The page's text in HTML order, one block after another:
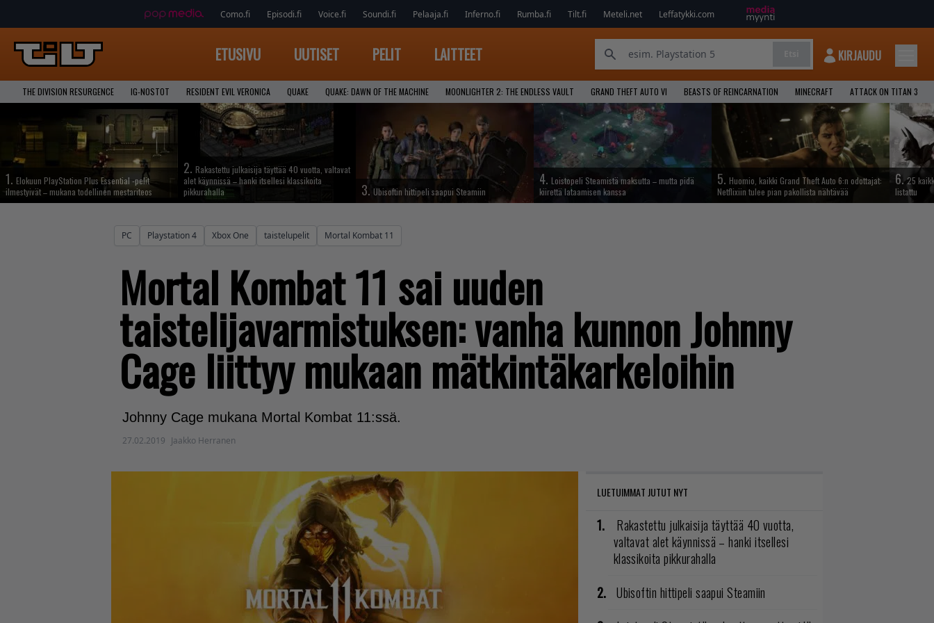
Como.fi Episodi.fi Voice.fi Soundi.fi Pelaaja.fi Inferno.fi Rumba.fi Tilt.fi Meteli.net Leffatykki.com
ETUSIVU UUTISET PELIT LAITTEET KIRJAUDU
THE DIVISION RESURGENCE IG-NOSTOT RESIDENT EVIL VERONICA QUAKE QUAKE: DAWN OF THE MACHINE MOONLIGHTER 2: THE ENDLESS VAULT GRAND THEFT AUTO VI BEASTS OF REINCARNATION MINECRAFT ATTACK ON TITAN 3
1. Elokuun PlayStation Plus Essential -pelit
ilmestyivät – mukana todellinen mestariteos
2. Rakastettu julkaisija täyttää 40 vuotta, valtavat
alet käynnissä – hanki itsellesi klassikoita
pikkurahalla
3. Ubisoftin hittipeli saapui Steamiin
4. Loistopeli Steamistä maksutta – mutta pidä
kiirettä lataamisen kanssa
5. Huomio, kaikki Grand Theft Auto 6:n odottajat:
Netflixiin tulee pian pakollista nähtävää
6.25
listattu
PC Playstation 4 Xbox One taistelupelit Mortal Kombat 11
Mortal Kombat 11 sai uuden
taistelijavarmistuksen: vanha kunnon Johnny
Cage liittyy mukaan mätkintäkarkeloihin
Johnny Cage mukana Mortal Kombat 11:ssä.
27.02.2019 Jaakko Herranen
LUETUIMMAT JUTUT NYT
Rakastettu julkaisija täyttää 40 vuotta,
valtavat alet käynnissä – hanki itsellesi
klassikoita pikkurahalla
Ubisoftin hittipeli saapui Steamiin